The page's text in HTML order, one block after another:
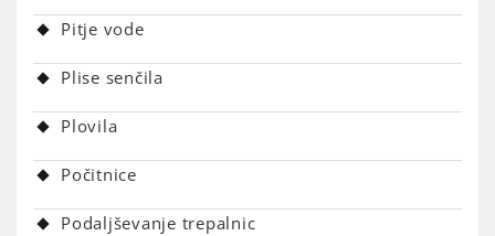
Pitje vode
Plise senčila
Plovila
Počitnice
Podaljševanje trepalnic